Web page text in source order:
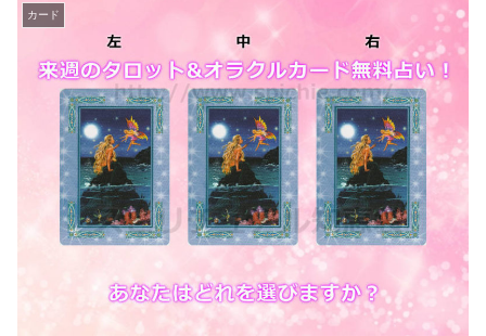
カード